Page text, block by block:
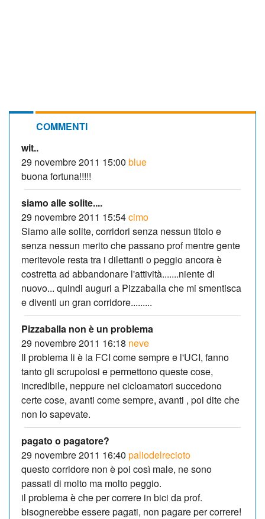
COMMENTI
wit..
29 novembre 2011 15:00 blue
buona fortuna!!!!!
siamo alle solite....
29 novembre 2011 15:54cimo
Siamo alle solite, corridori senza nessun titolo e
senza nessun merito che passano prof mentre gente
meritevole resta tra i dilettanti o peggio ancora è
costretta ad abbandonare l'attività.......niente di
nuovo... quindi auguri a Pizzaballa che mi smentisca
e diventi un gran corridore.........
Pizzaballa non è un problema
29 novembre 2011 16:18 neve
Il problema li è la FCI come sempre e l'UCI, fanno
tanto gli scrupolosi e permettono queste cose,
incredibile, neppure nei cicloamatori succedono
certe cose, avanti come sempre, avanti , poi dite che
non lo sapevate.
pagato o pagatore?
29 novembre 2011 16:40 paliodelrecioto
questo corridore non è poi così male, ne sono
passati di molto ma molto peggio.
il problema è che per correre in bici da prof.
bisognerebbe essere pagati, non pagare per correre!